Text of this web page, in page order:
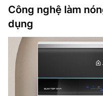
Công nghệ làm
dụng